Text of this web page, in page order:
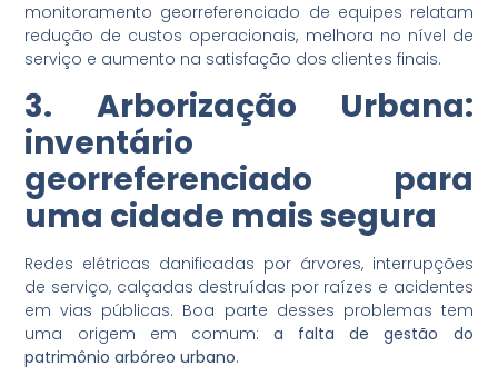
monitoramento georreferenciado de equipes relatam
redução de custos operacionais, melhora no nível de
serviço e aumento na satisfação dos clientes finais.
3. Arborização Urbana:
inventário
georreferenciado para
uma cidade mais segura
Redes elétricas danificadas por árvores, interrupções
de serviço, calçadas destruídas por raízes e acidentes
em vias públicas. Boa parte desses problemas tem
uma origem em comum: a falta de gestão do
patrimônio arbóreo urbano.